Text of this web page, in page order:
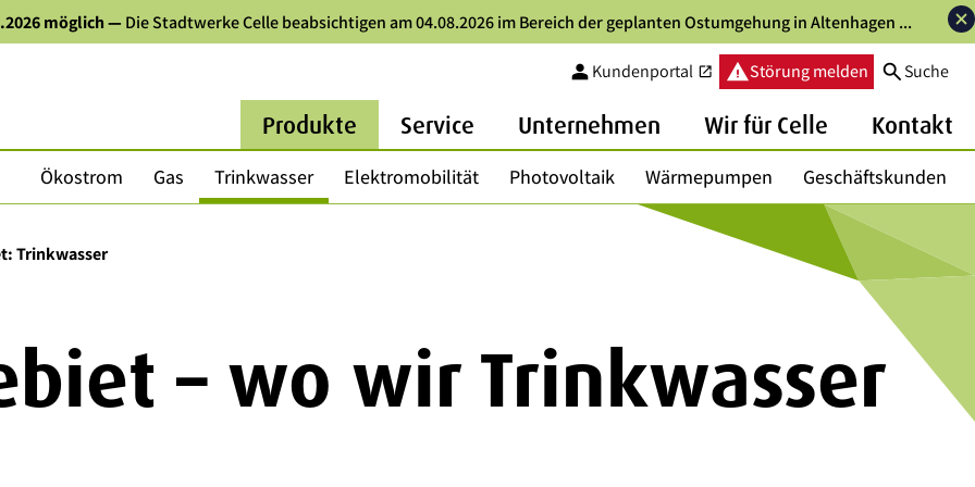
möglich— Die Stadtwerke Celle beabsichtigen am 04.08.2026 im Bereich der geplanten Ostumgehung in Altenhagen ...
personKundenportal open_in_new warningStörung melden searchSuche
Produkte
Ökostrom Gas Trinkwasser Elektromobilität Photovoltaik Wärmepumpen Geschäftskunden
Service Unternehmen Wir für Celle Kontakt
Trinkwasser
– wo wir Trinkwasser